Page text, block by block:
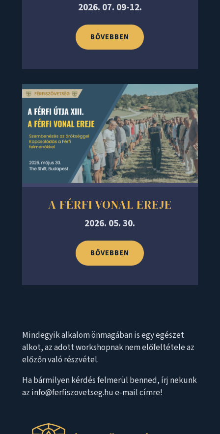
2026. 07. 09-12.
BŐVEBBEN
A FÉRFI VONAL EREJE
2026. 05. 30.
BŐVEBBEN
Mindegyik alkalom önmagában is egy egészet
alkot, az adott workshopnak nem előfeltétele az
előzőn való részvétel.
Ha bármilyen kérdés felmerül benned, írj nekunk
az info@ferfiszovetseg.hu e-mail címre!